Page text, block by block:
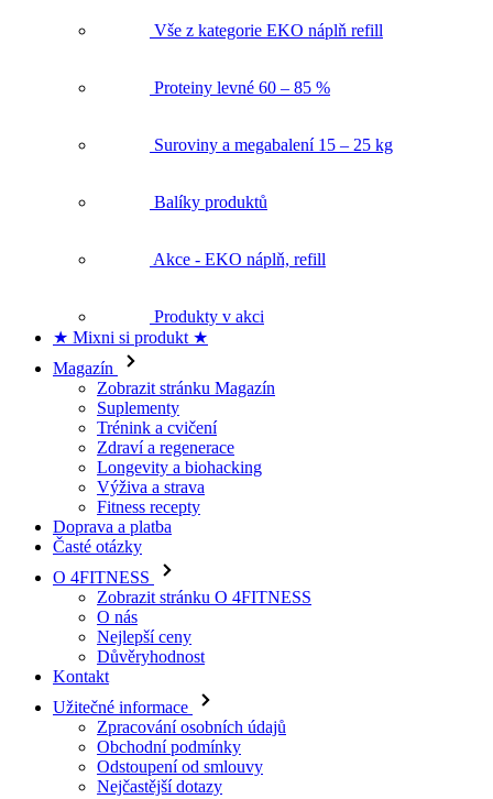
★ Mixni si produkt ★
Magazín
Zobrazit stránku Magazín
Suplementy
Trénink a cvičení
Zdraví a regenerace
Longevity a biohacking
Výživa a strava
Fitness recepty
Doprava a platba
Časté otázky
O 4FITNESS
Zobrazit stránku O 4FITNESS
O nás
Nejlepší ceny
Důvěryhodnost
Kontakt
Užitečné informace
Zpracování osobních údajů
Obchodní podmínky
Odstoupení od smlouvy
Nejčastější dotazy
Doprava a platba